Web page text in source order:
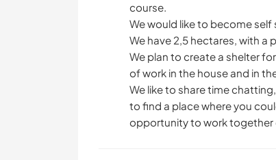
course.
We would like to become
We have 2,5 hectares, with a
We plan to create a shelter
of work in the house and in
We like to share time
to find a place where you
opportunity to work together